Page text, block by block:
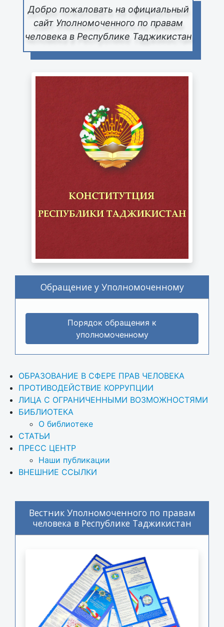
Добро пожаловать на официальный
сайт Уполномоченного по правам
человека в Республике Таджикистан
Обращение у Уполномоченному
Порядок обращения к
уполномоченному
ОБРАЗОВАНИЕ В СФЕРЕ ПРАВ ЧЕЛОВЕКА
ПРОТИВОДЕЙСТВИЕ КОРРУПЦИИ
ЛИЦА С ОГРАНИЧЕННЫМИ ВОЗМОЖНОСТЯМИ
БИБЛИОТЕКА
О библиотеке
СТАТЬИ
ПРЕСС ЦЕНТР
Наши публикации
ВНЕШНИЕ ССЫЛКИ
Вестник Уполномоченного по правам
человека в Республике Таджикистан